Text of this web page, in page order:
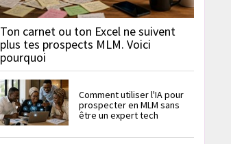
Ton carnet ou ton Excel ne suivent
plus tes prospects MLM. Voici
pourquoi
Comment utiliser l'IA pour
prospecter en MLM sans
être un expert tech